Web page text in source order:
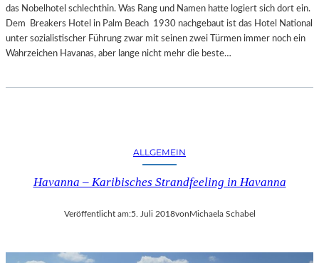
das Nobelhotel schlechthin. Was Rang und Namen hatte logiert sich dort ein.
Dem Breakers Hotel in Palm Beach 1930 nachgebaut ist das Hotel National
unter sozialistischer Führung zwar mit seinen zwei Türmen immer noch ein
Wahrzeichen Havanas, aber lange nicht mehr die beste…
ALLGEMEIN
Havanna – Karibisches Strandfeeling in Havanna
Veröffentlicht am:5. Juli 2018vonMichaela Schabel